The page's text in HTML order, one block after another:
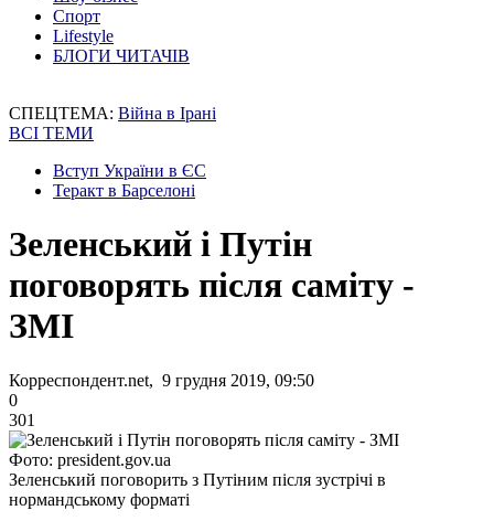
Спорт
Lifestyle
БЛОГИ ЧИТАЧІВ
СПЕЦТЕМА: Війна в Ірані
ВСІ ТЕМИ
Вступ України в ЄС
Теракт в Барселоні
Зеленський і Путін
поговорять після саміту -
ЗМІ
Корреспондент.net, 9 грудня 2019, 09:50
0
301
Фото: president.gov.ua
Зеленський поговорить з Путіним після зустрічі в
нормандському форматі